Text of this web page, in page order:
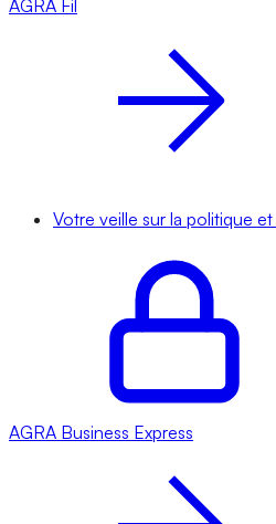
AGRA Fil
Votre veille sur la politique
AGRA Business Express